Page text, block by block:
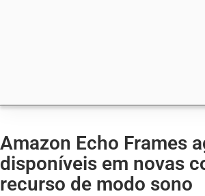
Amazon Echo Frames
disponíveis em novas
recurso de modo sono